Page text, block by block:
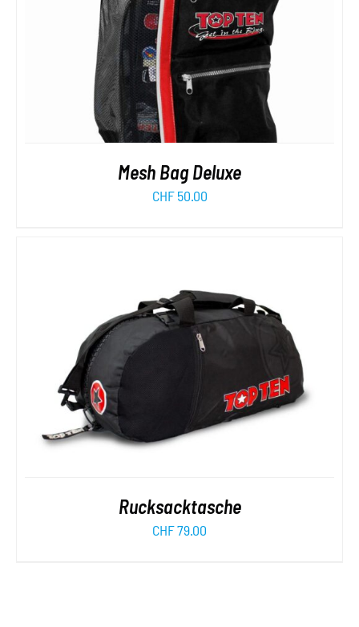
Mesh Bag Deluxe
CHF 50.00
Rucksacktasche
CHF79.00